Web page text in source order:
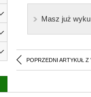
Masz już
POPRZEDNI ARTYKUŁ Z